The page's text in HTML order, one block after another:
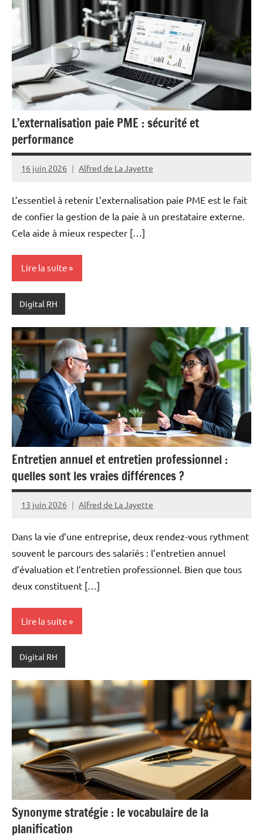
L’externalisation paie PME : sécurité et
performance
16 juin 2026 Alfred de La Jayette
L’essentiel à retenir L’externalisation paie PME est le fait
de confier la gestion de la paie à un prestataire externe.
Cela aide à mieux respecter […]
Lire la suite
Digital RH
Entretien annuel et entretien professionnel :
quelles sont les vraies différences ?
13 juin 2026 Alfred de La Jayette
Dans la vie d’une entreprise, deux rendez-vous rythment
souvent le parcours des salariés : l’entretien annuel
d’évaluation et l’entretien professionnel. Bien que tous
deux constituent […]
Lire la suite
Digital RH
Synonyme stratégie : le vocabulaire de la
planification